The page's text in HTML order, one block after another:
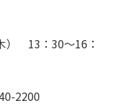
） 13：30～16：
2200